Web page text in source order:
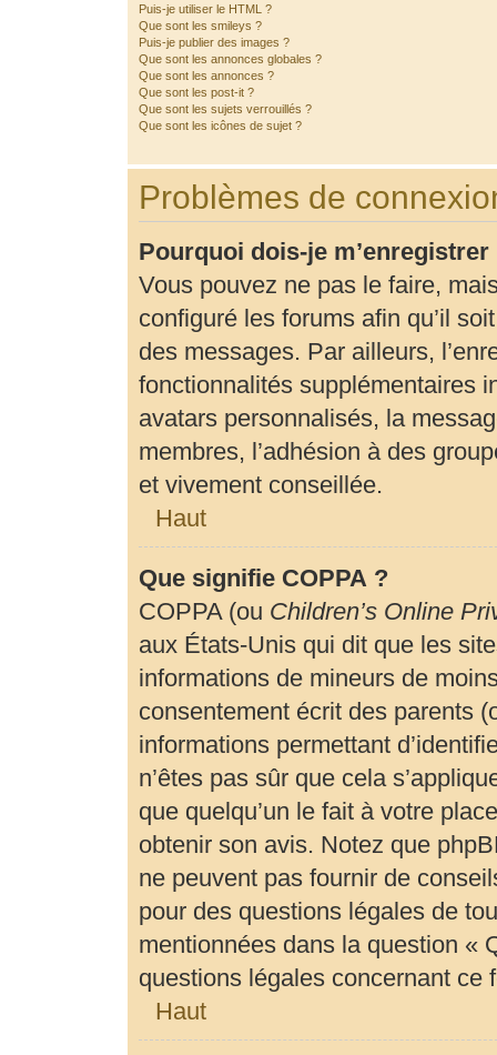
Puis-je utiliser le HTML ?
Que sont les smileys ?
Puis-je publier des images ?
Que sont les annonces globales ?
Que sont les annonces ?
Que sont les post-it ?
Que sont les sujets verrouillés ?
Que sont les icônes de sujet ?
Problèmes de
Pourquoi dois-je m’enregistrer
Vous pouvez ne pas le faire,
configuré les forums afin qu’il
des messages. Par ailleurs,
fonctionnalités supplémentaires
avatars personnalisés, la
membres, l’adhésion à des
et vivement conseillée.
Haut
Que signifie COPPA ?
COPPA (ou Children’s Online
aux États-Unis qui dit que les
informations de mineurs de
consentement écrit des parents
informations permettant
n’êtes pas sûr que cela
que quelqu’un le fait à votre
obtenir son avis. Notez que
ne peuvent pas fournir de
pour des questions légales de
mentionnées dans la question «
questions légales concernant ce
Haut